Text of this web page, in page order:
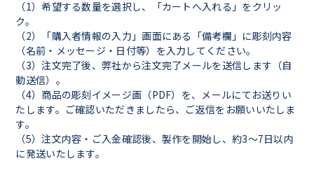
（1）希望する数量を選択し、「カートへ入れる」をクリッ
ク。
（2）「購入者情報の入力」画面にある「備考欄」に彫刻内容
（名前・メッセージ・日付等）を入力してください。
（3）注文完了後、弊社から注文完了メールを送信します（自
動送信）。
（4）商品の彫刻イメージ画（PDF）を、メールにてお送りい
たします。ご確認いただきましたら、ご返信をお願いいたしま
す。
（5）注文内容・ご入金確認後、製作を開始し、約3〜7日以内
に発送いたします。